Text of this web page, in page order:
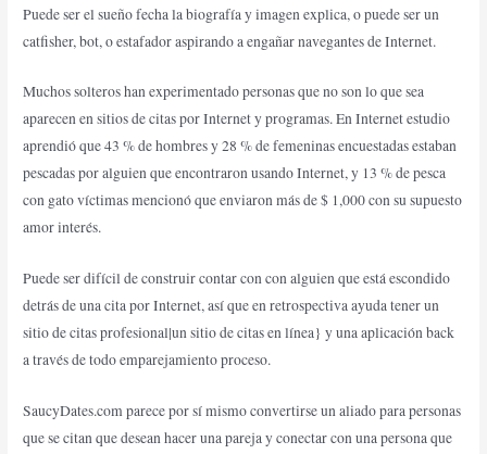
Puede ser el sueño fecha la biografía y imagen explica, o puede ser un
catfisher, bot, o estafador aspirando a engañar navegantes de Internet.
Muchos solteros han experimentado personas que no son lo que sea
aparecen en sitios de citas por Internet y programas. En Internet estudio
aprendió que 43 % de hombres y 28 % de femeninas encuestadas estaban
pescadas por alguien que encontraron usando Internet, y 13 % de pesca
con gato víctimas mencionó que enviaron más de $ 1,000 con su supuesto
amor interés.
Puede ser difícil de construir contar con con alguien que está escondido
detrás de una cita por Internet, así que en retrospectiva ayuda tener un
sitio de citas profesional|un sitio de citas en línea} y una aplicación back
a través de todo emparejamiento proceso.
SaucyDates.com parece por sí mismo convertirse un aliado para personas
que se citan que desean hacer una pareja y conectar con una persona que